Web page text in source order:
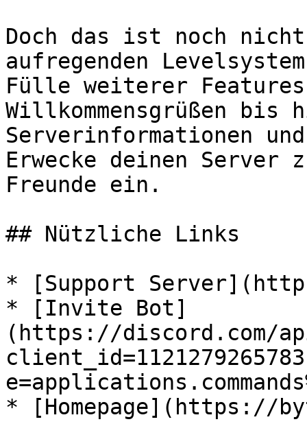
Doch das ist noch
aufregenden
Fülle weiterer
Willkommensgrüßen
Serverinformationen
Erwecke deinen Server
Freunde ein.
## Nützliche Links
* [Support
* [Invite Bot]
(https://discord.com/